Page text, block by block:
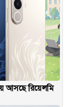
আসছে রিয়েলমি